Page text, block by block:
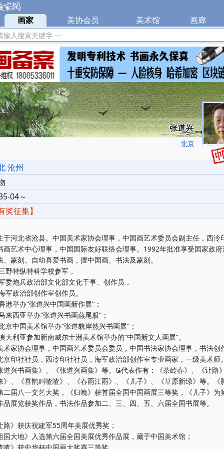
| 画家 美协会员 美术馆 画廊
入搜索关键字 —
张道兴
北京
沧州
04～
奖征集】
于河北省沧县。中国美术家协会理事，中国画艺术委员会副主任，西泠
画艺术中心理事，中国国际友好联络会理事。1992年批准享受国家政
、篆刻。自幼喜爱书画，擅中国画、书法及篆刻。
野特纵特科学校参军，
委炮兵政治部文化部文化干事、创作员，
军政治部创作室创作员。
港举办“张道兴中国画新作展”；
来西亚举办“张道兴书画燕尾服”；
京中国美术馆举办“张道貌岸然兴书画展”；
大利亚参加新南威尔士洲美术馆举办的“中国新文人画展”。
术家协会理事，中国画艺术委员会委员，中国书法家协会理事，书法创
京印社社员，西冷印社社员，海军政治部创作室专业画家，一级美术
道兴书画集》、《张道兴画集》等。代表作有：《茶岭春》、《让路
》、《喜鹊叫喳喳》、《春雨江雨》、《儿子》、《草原新绿》等。《
二届八一文艺大奖，《归晚》获首届全国中国画展三等奖，《儿子》为
品展览获奖作品，书法作品参加二、三、四、五、六届全国书展等。
路》获庆祝建军55周年美展优秀奖；
国大地》入选第六届全国美展优秀作品展，藏于中国美术馆；